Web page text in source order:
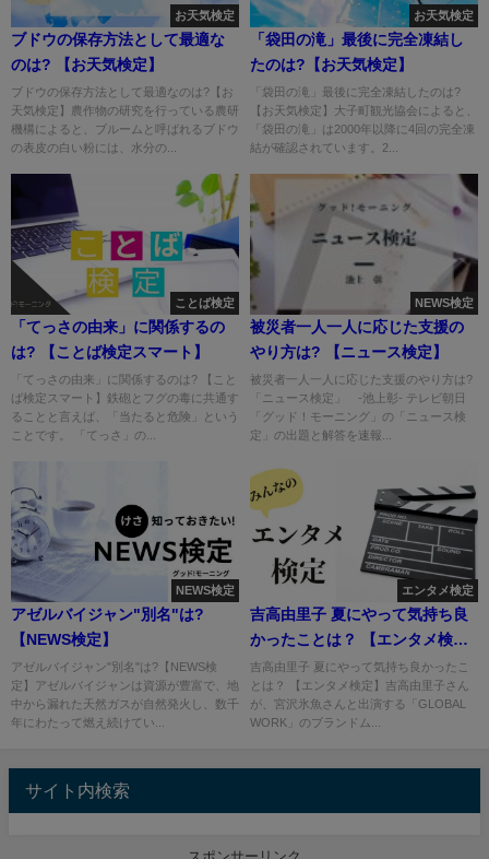
お天気検定
ブドウの保存方法として最適な
のは? 【お天気検定】
ブドウの保存方法として最適なのは?【お
天気検定】農作物の研究を行っている農研
機構によると、ブルームと呼ばれるブドウ
の表皮の白い粉には、水分の...
お天気検定
「袋田の滝」最後に完全凍結し
たのは?【お天気検定】
「袋田の滝」最後に完全凍結したのは?
【お天気検定】大子町観光協会によると、
「袋田の滝」は2000年以降に4回の完全凍
結が確認されています。2...
ことば検定
「てっさの由来」に関係するの
は? 【ことば検定スマート】
「てっさの由来」に関係するのは? 【こと
ば検定スマート】鉄砲とフグの毒に共通す
ることと言えば、「当たると危険」という
ことです。 「てっさ」の...
NEWS検定
被災者一人一人に応じた支援の
やり方は? 【ニュース検定】
被災者一人一人に応じた支援のやり方は?
「ニュース検定」 -池上彰- テレビ朝日
「グッド！モーニング」の「ニュース検
定」の出題と解答を速報...
NEWS検定
アゼルバイジャン"別名"は?
【NEWS検定】
アゼルバイジャン"別名"は?【NEWS検
定】アゼルバイジャンは資源が豊富で、地
中から漏れた天然ガスが自然発火し、数千
年にわたって燃え続けてい...
エンタメ検定
吉高由里子 夏にやって気持ち良
かったことは？ 【エンタメ検
定】
吉高由里子 夏にやって気持ち良かったこ
とは？ 【エンタメ検定】吉高由里子さん
が、宮沢氷魚さんと出演する「GLOBAL
WORK」のブランドム...
サイト内検索